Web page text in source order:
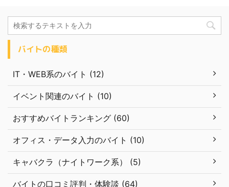
バイトの種類
IT・WEB系のバイト (12)
イベント関連のバイト (10)
おすすめバイトランキング (60)
オフィス・データ入力のバイト (10)
キャバクラ（ナイトワーク系） (5)
バイトの口コミ評判・体験談 (64)